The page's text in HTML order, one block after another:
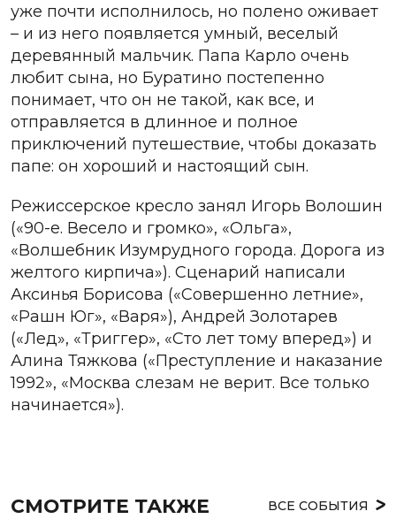
уже почти исполнилось, но полено оживает
– и из него появляется умный, веселый
деревянный мальчик. Папа Карло очень
любит сына, но Буратино постепенно
понимает, что он не такой, как все, и
отправляется в длинное и полное
приключений путешествие, чтобы доказать
папе: он хороший и настоящий сын.
Режиссерское кресло занял Игорь Волошин
(«90-е. Весело и громко», «Ольга»,
«Волшебник Изумрудного города. Дорога из
желтого кирпича»). Сценарий написали
Аксинья Борисова («Совершенно летние»,
«Рашн Юг», «Варя»), Андрей Золотарев
(«Лед», «Триггер», «Сто лет тому вперед») и
Алина Тяжкова («Преступление и наказание
1992», «Москва слезам не верит. Все только
начинается»).
СМОТРИТЕ ТАКЖЕ ВСЕ СОБЫТИЯ